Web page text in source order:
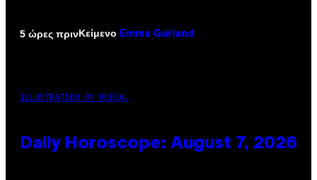
5 ώρες πρινΚείμενο Emma Garland
ILLUSTRATION BY REESA.
Daily Horoscope: August 7, 2026